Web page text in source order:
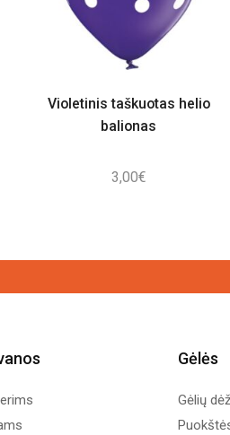
Violetinis taškuotas helio
balionas
3,00€
Gėlės
Gėlių